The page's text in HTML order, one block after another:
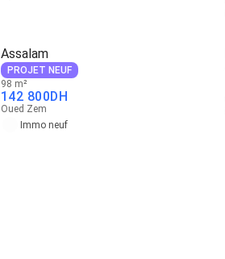
Assalam
PROJET NEUF
98 m²
142 800DH
Oued Zem
Immo neuf